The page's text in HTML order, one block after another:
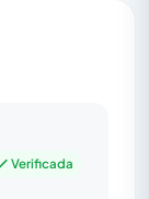
Verificada